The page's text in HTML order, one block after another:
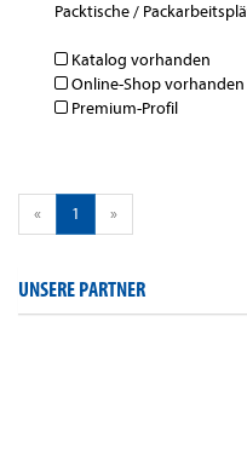
Packtische /
Katalog vorhanden
Online-Shop vorhanden
Premium-Profil
« 1 »
UNSERE PARTNER